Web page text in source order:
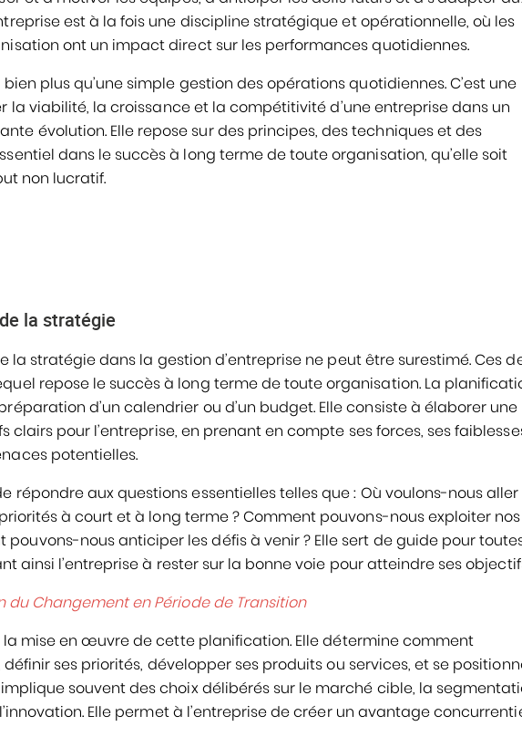
est à la fois une discipline stratégique et opérationnelle, où les
ont un impact direct sur les performances quotidiennes.
plus qu’une simple gestion des opérations quotidiennes. C’est une
la viabilité, la croissance et la compétitivité d’une entreprise dans un
évolution. Elle repose sur des principes, des techniques et des
dans le succès à long terme de toute organisation, qu’elle soit
non lucratif.
la stratégie
stratégie dans la gestion d’entreprise ne peut être surestimé. Ces
repose le succès à long terme de toute organisation. La
d’un calendrier ou d’un budget. Elle consiste à élaborer une
pour l’entreprise, en prenant en compte ses forces, ses
potentielles.
aux questions essentielles telles que : Où voulons-nous aller
à court et à long terme ? Comment pouvons-nous exploiter nos
nous anticiper les défis à venir ? Elle sert de guide pour
ainsi l’entreprise à rester sur la bonne voie pour atteindre ses
du Changement en Période de Transition
la mise en œuvre de cette planification. Elle détermine comment
définir ses priorités, développer ses produits ou services, et se
souvent des choix délibérés sur le marché cible, la
Elle permet à l’entreprise de créer un avantage